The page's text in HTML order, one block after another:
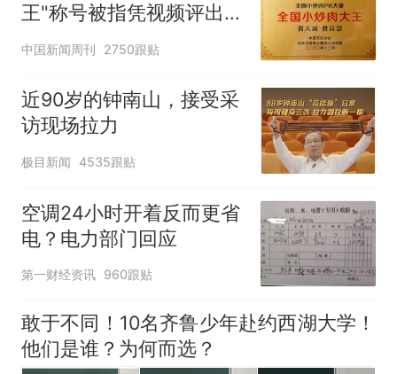
王"称号被指凭视频评出
官方回应
中国新闻周刊 2750跟贴
近90岁的钟南山，接受采
访现场拉力
极目新闻 4535跟贴
空调24小时开着反而更省
电？电力部门回应
第一财经资讯 960跟贴
敢于不同！10名齐鲁少年赴约西湖大学！
他们是谁？为何而选？